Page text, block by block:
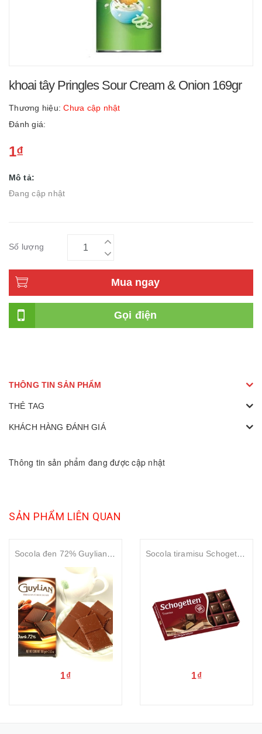
khoai tây Pringles Sour Cream & Onion 169gr
Thương hiệu: Chưa cập nhật
Đánh giá:
1₫
Mô tả:
Đang cập nhật
Số lượng
Mua ngay
Gọi điện
THÔNG TIN SẢN PHẨM
THẺ TAG
KHÁCH HÀNG ĐÁNH GIÁ
Thông tin sản phẩm đang được cập nhật
SẢN PHẨM LIÊN QUAN
1₫ 1₫